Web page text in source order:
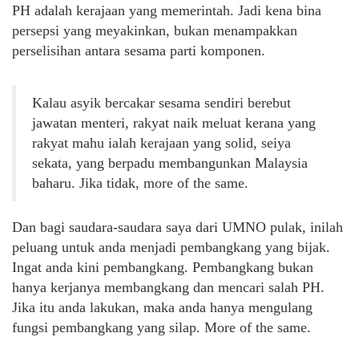
PH adalah kerajaan yang memerintah. Jadi kena bina
persepsi yang meyakinkan, bukan menampakkan
perselisihan antara sesama parti komponen.
Kalau asyik bercakar sesama sendiri berebut
jawatan menteri, rakyat naik meluat kerana yang
rakyat mahu ialah kerajaan yang solid, seiya
sekata, yang berpadu membangunkan Malaysia
baharu. Jika tidak, more of the same.
Dan bagi saudara-saudara saya dari UMNO pulak, inilah
peluang untuk anda menjadi pembangkang yang bijak.
Ingat anda kini pembangkang. Pembangkang bukan
hanya kerjanya membangkang dan mencari salah PH.
Jika itu anda lakukan, maka anda hanya mengulang
fungsi pembangkang yang silap. More of the same.